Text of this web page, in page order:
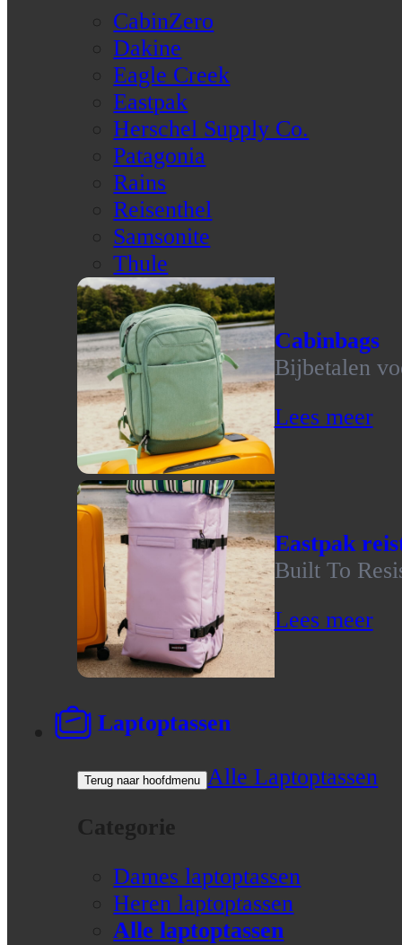
CabinZero
Dakine
Eagle Creek
Eastpak
Herschel Supply Co.
Patagonia
Rains
Reisenthel
Samsonite
Thule
Cabinbags
Bijbetalen
Lees meer
Eastpak
Built To
Lees meer
Laptoptassen
Terug naar hoofdmenu Alle Laptoptassen
Categorie
Dames laptoptassen
Heren laptoptassen
Alle laptoptassen